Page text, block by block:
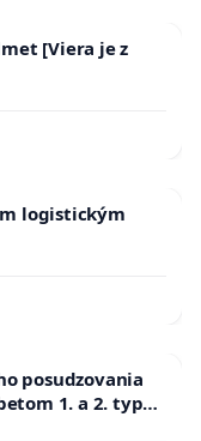
[Viera je z
logistickým
posudzovania
1. a 2. typu